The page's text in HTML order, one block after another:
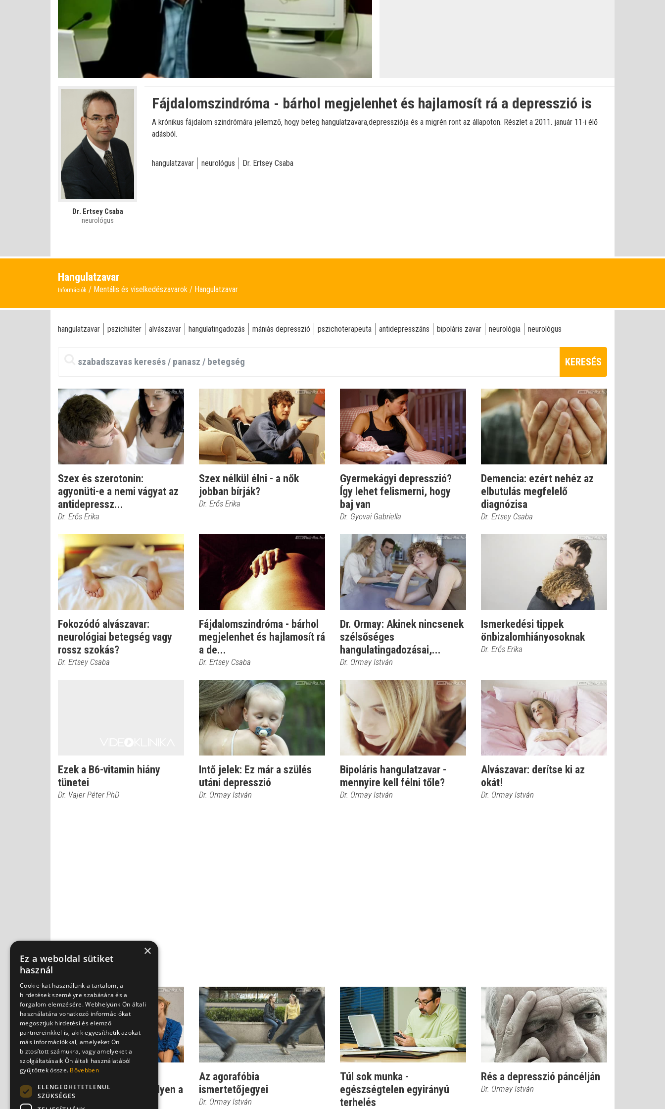
Némítás
kikapcsolva
0%
0%
Dr. Ertsey Csaba
neurológus
Fájdalomszindróma - bárhol megjelenhet és hajlamosít rá a depresszió is
A krónikus fájdalom szindrómára jellemző, hogy beteg hangulatzavara,depressziója és a migrén ront az állapoton. Részlet a 2011. január 11-i élő
adásból.
hangulatzavar neurológus Dr. Ertsey Csaba
Hangulatzavar
Információk Mentális és viselkedészavarok Hangulatzavar
hangulatzavar pszichiáter alvászavar hangulatingadozás mániás depresszió pszichoterapeuta antidepresszáns bipoláris zavar neurológia neurológus
KERESÉS
Szex és szerotonin:
agyonüti-e a nemi vágyat az
antidepressz...
Dr. Erős Erika
Szex nélkül élni - a nők
jobban bírják?
Dr. Erős Erika
Gyermekágyi depresszió?
Így lehet felismerni, hogy
baj van
Dr. Gyovai Gabriella
Demencia: ezért nehéz az
elbutulás megfelelő
diagnózisa
Dr. Ertsey Csaba
Fokozódó alvászavar:
neurológiai betegség vagy
rossz szokás?
Dr. Ertsey Csaba
Fájdalomszindróma - bárhol
megjelenhet és hajlamosít rá
a de...
Dr. Ertsey Csaba
Dr. Ormay: Akinek nincsenek
szélsőséges
hangulatingadozásai,...
Dr. Ormay István
Ismerkedési tippek
önbizalomhiányosoknak
Dr. Erős Erika
Ezek a B6-vitamin hiány
tünetei
Dr. Vajer Péter PhD
Intő jelek: Ez már a szülés
utáni depresszió
Dr. Ormay István
Bipoláris hangulatzavar -
mennyire kell félni tőle?
Dr. Ormay István
Alvászavar: derítse ki az
okát!
Dr. Ormay István
Ingázás pokol és
mennyország között - ilyen a
mániás depress...
Az agorafóbia
ismertetőjegyei
Dr. Ormay István
Túl sok munka -
egészségtelen egyirányú
terhelés
Rés a depresszió páncélján
Dr. Ormay István
×
Ez a weboldal sütiket
használ
Cookie-kat használunk a tartalom, a
hirdetések személyre szabására és a
forgalom elemzésére. Webhelyünk Ön általi
használatára vonatkozó információkat
megosztjuk hirdetési és elemző
partnereinkkel is, akik egyesíthetik azokat
más információkkal, amelyeket Ön
biztosított számukra, vagy amelyeket a
szolgáltatásaik Ön általi használatából
gyűjtöttek össze. Bővebben
ELENGEDHETETLENÜL
SZÜKSÉGES